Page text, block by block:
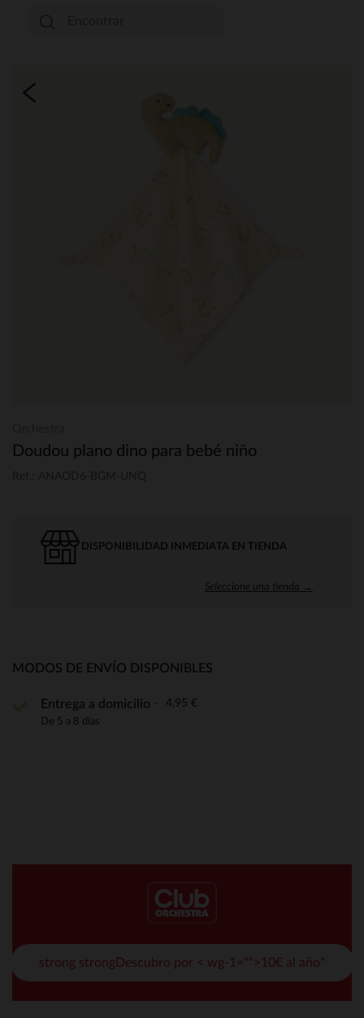
Doudou plano dino para bebé niño
DISPONIBILIDAD INMEDIATA EN TIENDA
Seleccione una tienda →
MODOS DE ENVÍO DISPONIBLES
Entrega a domicilio 4,95 €
De 5 a 8 días
strong strongDescubro por < wg-1="">10€ al año*